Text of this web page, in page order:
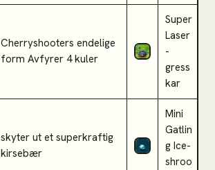
Cherryshooters endelige
form Avfyrer 4 kuler
Super
Laser
-
gress
kar
skyter ut et superkraftig
kirsebær
Mini
Gatlin
g Ice-
shroo